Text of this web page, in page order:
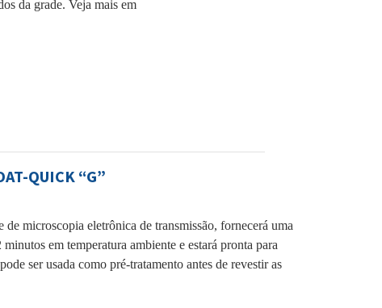
da grade. Veja mais em
QUICK “G”
microscopia eletrônica de transmissão, fornecerá uma
em temperatura ambiente e estará pronta para
ser usada como pré-tratamento antes de revestir as